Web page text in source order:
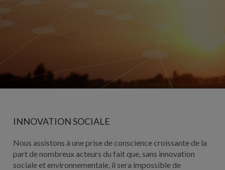
INNOVATION SOCIALE
Nous assistons à une prise de conscience croissante de la
part de nombreux acteurs du fait que, sans innovation
sociale et environnementale, il sera impossible de